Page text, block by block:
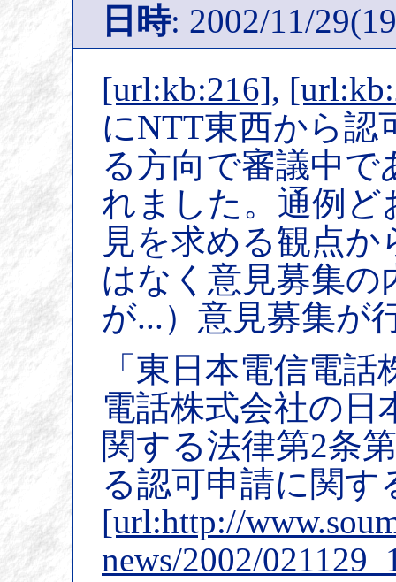
日時: 2002/11/
[url:kb:216],
にNTT東西から認
る方向で審議中
れました。通例ど
見を求める観点
はなく意見募集の
が...）意見募集が
「東日本電信電
電話株式会社の日
関する法律第2条
る認可申請に関す
[url:http://
news/2002/